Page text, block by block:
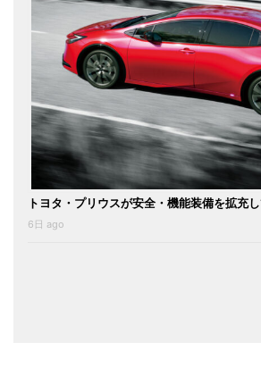
トヨタ・プリウスが安全・機能装備を拡充
6日 ago